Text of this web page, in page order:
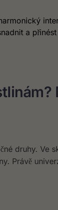
a
druhy. Ve
Právě